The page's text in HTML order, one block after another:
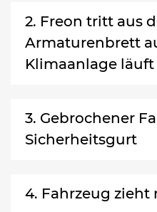
2. Freon tritt aus
Armaturenbrett
Klimaanlage läuft
3. Gebrochener
Sicherheitsgurt
4. Fahrzeug zieht